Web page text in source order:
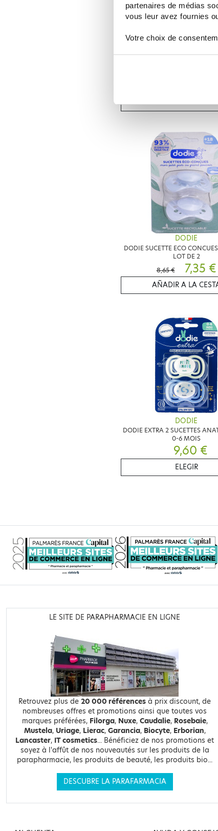
partenaires de médias
vous leur avez fournies
Votre choix de
DODIE
AÑADIR A LA
DODIE
DODIE SUCETTE ECO
LOT DE 2
8,65 €
7,35 €
AÑADIR A LA
DODIE
DODIE EXTRA 2 SUCETTES
0-6 MOIS
9,60 €
ELEGIR
LE SITE DE PARAPHARMACIE EN LIGNE
Retrouvez plus de 20 000 références à prix discount, de
nombreuses offres et promotions ainsi que toutes vos
marques préférées, Filorga, Nuxe, Caudalie, Rosebaie,
Mustela, Uriage, Lierac, Garancia, Biocyte, Erborian,
Lancaster, IT cosmetics... Bénéficiez de nos promotions et
soyez à l'affût de nos nouveautés sur les produits de la
parapharmacie, les produits de beauté, les produits bio...
DESCUBRE LA PARAFARMACIA